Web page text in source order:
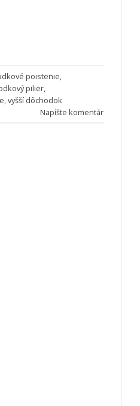
poistenie
pilier
vyšší dôchodok
Napíšte komentár